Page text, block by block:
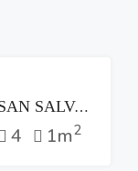
VENTA CASA COL ESCALÓN SAN SALVADOR ZONA PLAZA BEETHOVEN
4 1m2